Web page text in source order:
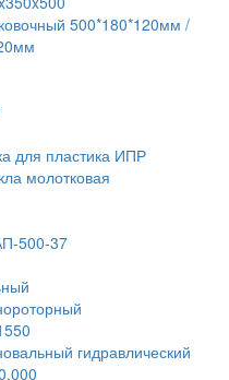
500*180*120мм /
для пластика ИПР
молотковая
500-37
гидравлический